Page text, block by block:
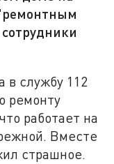
в службу 112
ремонту
работает на
Вместе
страшное.